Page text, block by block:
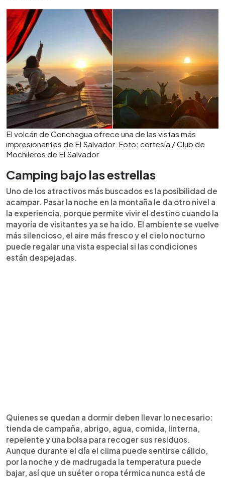
El volcán de Conchagua ofrece una de las vistas más
impresionantes de El Salvador. Foto: cortesía / Club de
Mochileros de El Salvador
Camping bajo las estrellas
Uno de los atractivos más buscados es la posibilidad de
acampar. Pasar la noche en la montaña le da otro nivel a
la experiencia, porque permite vivir el destino cuando la
mayoría de visitantes ya se ha ido. El ambiente se vuelve
más silencioso, el aire más fresco y el cielo nocturno
puede regalar una vista especial si las condiciones
están despejadas.
Quienes se quedan a dormir deben llevar lo necesario:
tienda de campaña, abrigo, agua, comida, linterna,
repelente y una bolsa para recoger sus residuos.
Aunque durante el día el clima puede sentirse cálido,
por la noche y de madrugada la temperatura puede
bajar, así que un suéter o ropa térmica nunca está de